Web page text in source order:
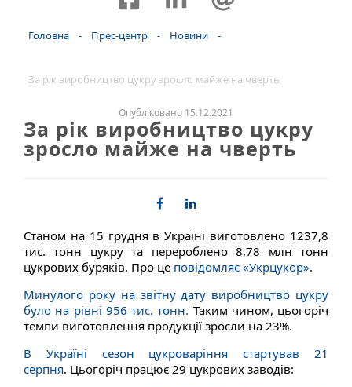
Головна - Прес-центр - Новини -
За рік виробництво цукру зросло майже на чверть
Опубліковано 15.12.2021
За рік виробництво цукру
зросло майже на чверть
Станом на 15 грудня в Україні виготовлено 1237,8
тис. тонн цукру та перероблено 8,78 млн тонн
цукрових буряків. Про це повідомляє «Укрцукор».
Минулого року на звітну дату виробництво цукру
було на рівні 956 тис. тонн. Таким чином, цьогоріч
темпи виготовлення продукції зросли на 23%.
В Україні сезон цукроваріння стартував 21
серпня. Цьогоріч працює 29 цукрових заводів: